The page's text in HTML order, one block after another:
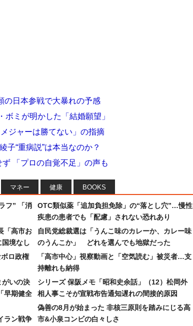
の日本参戦で大暴れの予感
ボミが明かした「結婚願望」
ジャーは勝てない」の指摘
子“重病説”は本当なのか？
ず 「プロの自覚不足」の声も
マネー 健康 BOOKS
フ” 「消
「高市お
境なし
ロ政権
がいの決
早期健全
ラン戦争
OTC類似薬「追加負担免除」の“落とし穴”…慢性
疾患の患者でも「配慮」されない恐れあり
自民党総裁選は「うんこ味のカレーか、カレー味
のうんこか」 どれを選んでも地獄だった
「高市中心」視察動画と「空気読む」被災者…支
持離れも納得
シリーズ 保阪メモ「昭和史余話」（12）松岡外
相人事こそが宣戦布告通知遅れの間接的原因
偽善の8月が始まった 非核三原則を踏みにじる高
市&小泉コンビの白々しさ